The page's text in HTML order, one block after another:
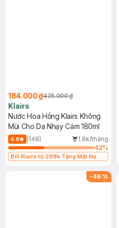
184.000 ₫435.000 ₫
Klairs
Nước Hoa Hồng Klairs Không
Mùi Cho Da Nhạy Cảm 180ml
4.8 (148)
1.8k/tháng
42%
Bill Klairs từ 299k Tặng Mặt Nạ
-46 %